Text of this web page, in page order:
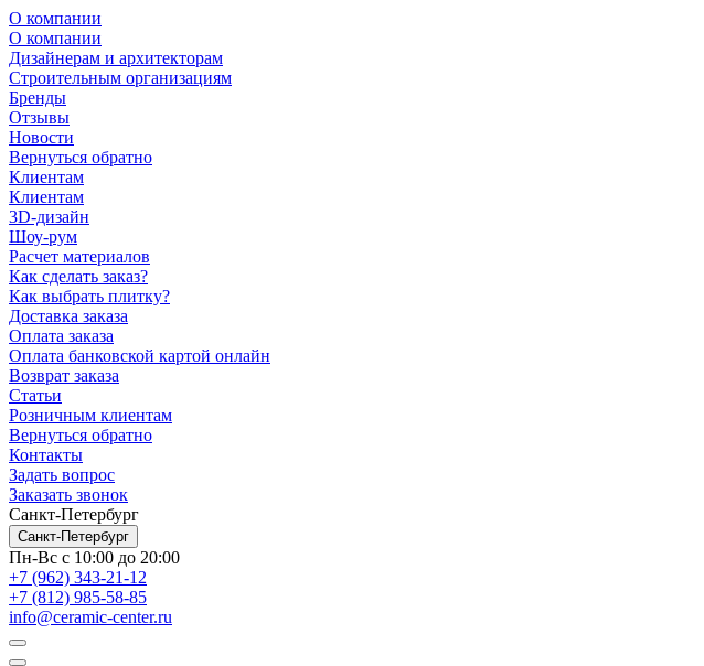
О компании
О компании
Дизайнерам и архитекторам
Строительным организациям
Бренды
Отзывы
Новости
Вернуться обратно
Клиентам
Клиентам
3D-дизайн
Шоу-рум
Расчет материалов
Как сделать заказ?
Как выбрать плитку?
Доставка заказа
Оплата заказа
Оплата банковской картой онлайн
Возврат заказа
Статьи
Розничным клиентам
Вернуться обратно
Контакты
Задать вопрос
Заказать звонок
Санкт-Петербург
Санкт-Петербург
Пн-Вс с 10:00 до 20:00
+7 (962) 343-21-12
+7 (812) 985-58-85
info@ceramic-center.ru